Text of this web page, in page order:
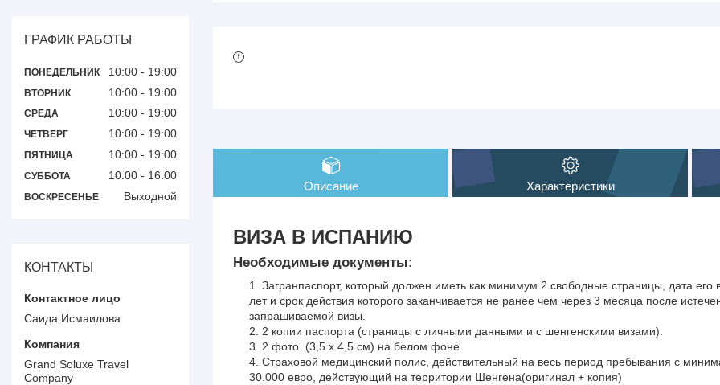
Описание Характеристики
ВИЗА В ИСПАНИЮ
Необходимые документы:
Загранпаспорт, который должен иметь как минимум 2 свободные страницы, дата
лет и срок действия которого заканчивается не ранее чем через 3 месяца после
запрашиваемой визы.
2 копии паспорта (страницы с личными данными и с шенгенскими визами).
2 фото (3,5 х 4,5 см) на белом фоне
Страховой медицинский полис, действительный на весь период пребывания с
30.000 евро, действующий на территории Шенгена(оригинал + копия)
ГРАФИК РАБОТЫ
ПОНЕДЕЛЬНИК 10:00 19:00
ВТОРНИК 10:00 19:00
СРЕДА 10:00 19:00
ЧЕТВЕРГ 10:00 19:00
ПЯТНИЦА 10:00 19:00
СУББОТА 10:00 16:00
ВОСКРЕСЕНЬЕ Выходной
КОНТАКТЫ
Саида Исмаилова
Grand Soluxe Travel
Company